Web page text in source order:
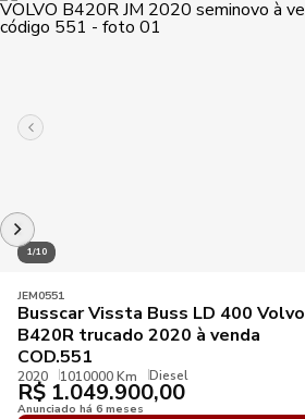
1/10
JEM0551
Busscar Vissta Buss LD 400 Volvo
B420R trucado 2020 à venda
COD.551
2020 1010000 Km Diesel
R$ 1.049.900,00
Anunciado há 6 meses